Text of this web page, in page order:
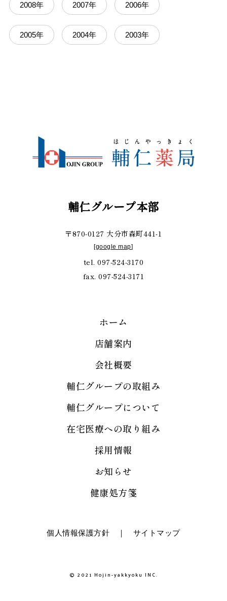
2008年 2007年 2006年
2005年 2004年 2003年
輔仁グループ本部
〒870-0127 大分市森町441-1
[google map]
tel. 097-524-3170
fax. 097-524-3171
ホーム
店舗案内
会社概要
輔仁グループの取組み
輔仁グループについて
在宅医療への取り組み
採用情報
お知らせ
健康処方箋
個人情報保護方針 ｜ サイトマップ
© 2021 Hojin-yakkyoku INC.